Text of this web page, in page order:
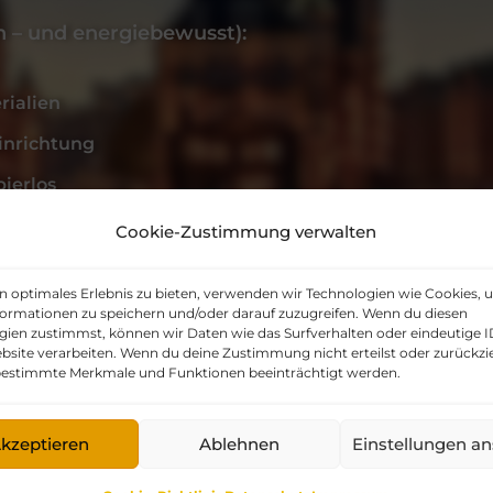
Cookie-Zustimmung verwalten
optimales Erlebnis zu bieten, verwenden wir Technologien wie Cookies,
zu speichern und/oder darauf zuzugreifen. Wenn du diesen
zustimmst, können wir Daten wie das Surfverhalten oder eindeutige
verarbeiten. Wenn du deine Zustimmung nicht erteilst oder
Merkmale und Funktionen beeinträchtigt werden.
Ablehnen Einstellungen
– und energiebewusst):
und BIO
Mehrweg - Glasflaschen
digital versendet (soweit möglich und
Ökostrom. Sämtliches Büromaterial wird
Sie alle Informationen auch bequem vor